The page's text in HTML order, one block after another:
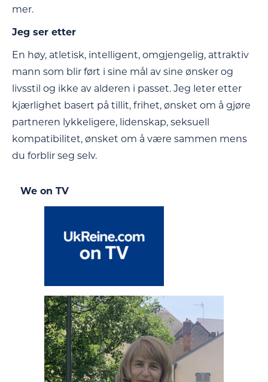
mer.
Jeg ser etter
En høy, atletisk, intelligent, omgjengelig, attraktiv
mann som blir ført i sine mål av sine ønsker og
livsstil og ikke av alderen i passet. Jeg leter etter
kjærlighet basert på tillit, frihet, ønsket om å gjøre
partneren lykkeligere, lidenskap, seksuell
kompatibilitet, ønsket om å være sammen mens
du forblir seg selv.
We on TV